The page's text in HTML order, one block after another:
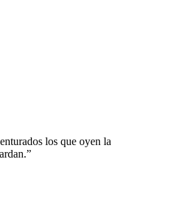
los que oyen la
”